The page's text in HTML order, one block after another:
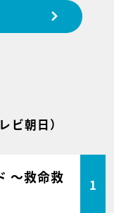
ビ朝日）
～救命救
1